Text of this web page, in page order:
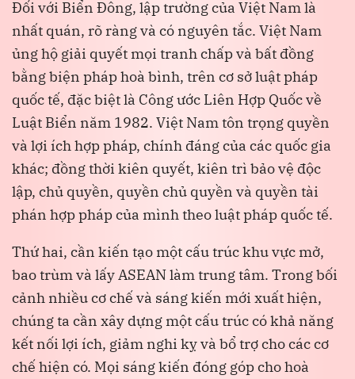
Đối với Biển Đông, lập trường của Việt Nam là
nhất quán, rõ ràng và có nguyên tắc. Việt Nam
ủng hộ giải quyết mọi tranh chấp và bất đồng
bằng biện pháp hoà bình, trên cơ sở luật pháp
quốc tế, đặc biệt là Công ước Liên Hợp Quốc về
Luật Biển năm 1982. Việt Nam tôn trọng quyền
và lợi ích hợp pháp, chính đáng của các quốc gia
khác; đồng thời kiên quyết, kiên trì bảo vệ độc
lập, chủ quyền, quyền chủ quyền và quyền tài
phán hợp pháp của mình theo luật pháp quốc tế.
Thứ hai, cần kiến tạo một cấu trúc khu vực mở,
bao trùm và lấy ASEAN làm trung tâm. Trong bối
cảnh nhiều cơ chế và sáng kiến mới xuất hiện,
chúng ta cần xây dựng một cấu trúc có khả năng
kết nối lợi ích, giảm nghi kỵ và bổ trợ cho các cơ
chế hiện có. Mọi sáng kiến đóng góp cho hoà